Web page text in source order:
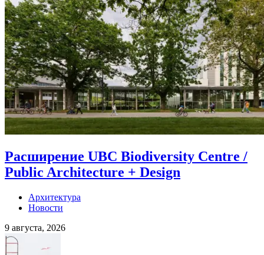
Расширение UBC Biodiversity Centre /
Public Architecture + Design
Архитектура
Новости
9 августа, 2026